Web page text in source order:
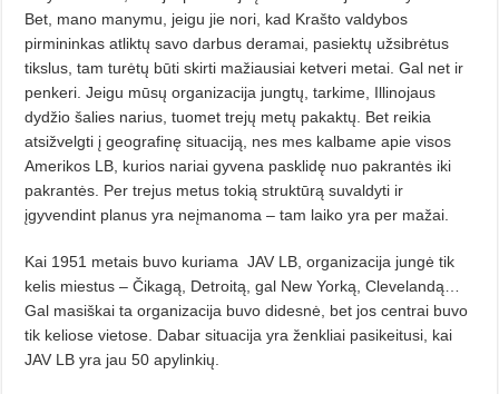
Bet, mano manymu, jeigu jie nori, kad Krašto valdybos
pirmininkas atliktų savo darbus deramai, pasiektų užsibrėtus
tikslus, tam turėtų būti skirti mažiausiai ketveri metai. Gal net ir
penkeri. Jeigu mūsų organizacija jungtų, tarkime, Illinojaus
dydžio šalies narius, tuomet trejų metų pakaktų. Bet reikia
atsižvelgti į geografinę situaciją, nes mes kalbame apie visos
Amerikos LB, kurios nariai gyvena pasklidę nuo pakrantės iki
pakrantės. Per trejus metus tokią struktūrą suvaldyti ir
įgyvendint planus yra neįmanoma – tam laiko yra per mažai.
Kai 1951 metais buvo kuriama JAV LB, organizacija jungė tik
kelis miestus – Čikagą, Detroitą, gal New Yorką, Clevelandą…
Gal masiškai ta organizacija buvo didesnė, bet jos centrai buvo
tik keliose vietose. Dabar situacija yra ženkliai pasikeitusi, kai
JAV LB yra jau 50 apylinkių.